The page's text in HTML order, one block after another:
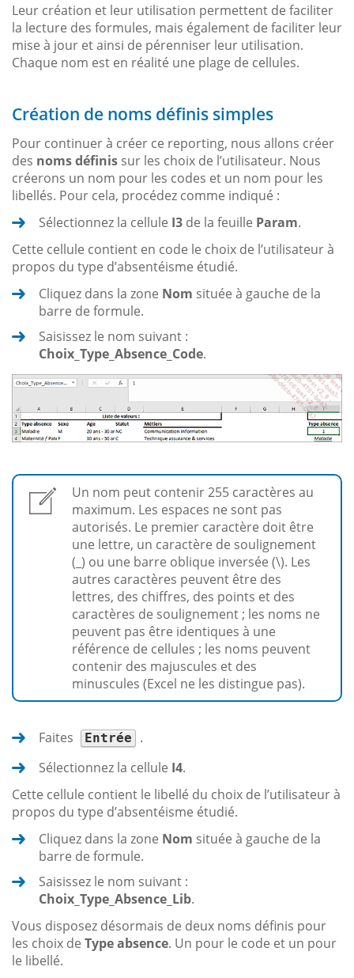
Leur création et leur utilisation permettent de faciliter
la lecture des formules, mais également de faciliter leur
mise à jour et ainsi de pérenniser leur utilisation.
Chaque nom est en réalité une plage de cellules.
Création de noms définis simples
Pour continuer à créer ce reporting, nous allons créer
des noms définis sur les choix de l’utilisateur. Nous
créerons un nom pour les codes et un nom pour les
libellés. Pour cela, procédez comme indiqué :
Sélectionnez la cellule I3 de la feuille Param.
Cette cellule contient en code le choix de l’utilisateur à
propos du type d’absentéisme étudié.
Cliquez dans la zone Nom située à gauche de la
barre de formule.
Saisissez le nom suivant :
Choix_Type_Absence_Code.
Un nom peut contenir 255 caractères au
maximum. Les espaces ne sont pas
autorisés. Le premier caractère doit être
une lettre, un caractère de soulignement
(_) ou une barre oblique inversée (\). Les
autres caractères peuvent être des
lettres, des chiffres, des points et des
caractères de soulignement ; les noms ne
peuvent pas être identiques à une
référence de cellules ; les noms peuvent
contenir des majuscules et des
minuscules (Excel ne les distingue pas).
Faites Entrée
.
Sélectionnez la cellule I4.
Cette cellule contient le libellé du choix de l’utilisateur à
propos du type d’absentéisme étudié.
Cliquez dans la zone Nom située à gauche de la
barre de formule.
Saisissez le nom suivant :
Choix_Type_Absence_Lib.
Vous disposez désormais de deux noms définis pour
les choix de Type absence. Un pour le code et un pour
le libellé.